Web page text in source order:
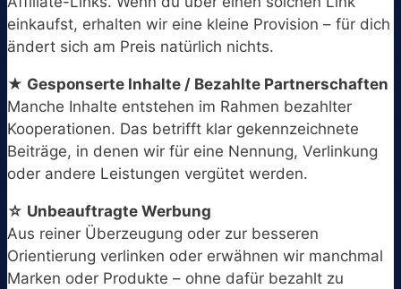
einkaufst, erhalten wir eine kleine Provision – für dich
ändert sich am Preis natürlich nichts.
★ Gesponserte Inhalte / Bezahlte Partnerschaften
Manche Inhalte entstehen im Rahmen bezahlter
Kooperationen. Das betrifft klar gekennzeichnete
Beiträge, in denen wir für eine Nennung, Verlinkung
oder andere Leistungen vergütet werden.
☆ Unbeauftragte Werbung
Aus reiner Überzeugung oder zur besseren
Orientierung verlinken oder erwähnen wir manchmal
Marken oder Produkte – ohne dafür bezahlt zu